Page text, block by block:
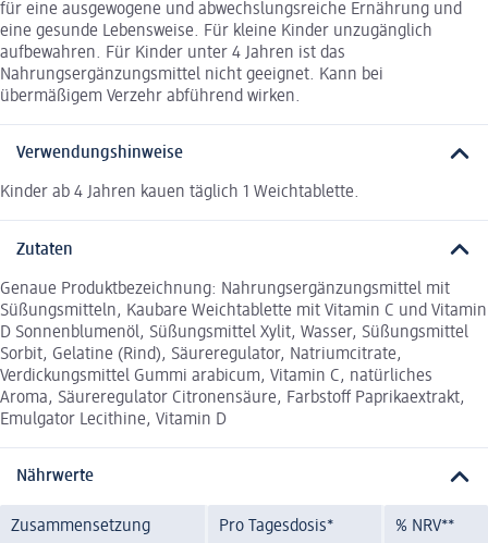
für eine ausgewogene und abwechslungsreiche Ernährung und
eine gesunde Lebensweise. Für kleine Kinder unzugänglich
aufbewahren. Für Kinder unter 4 Jahren ist das
Nahrungsergänzungsmittel nicht geeignet. Kann bei
übermäßigem Verzehr abführend wirken.
Verwendungshinweise
Kinder ab 4 Jahren kauen täglich 1 Weichtablette.
Zutaten
Genaue Produktbezeichnung: Nahrungsergänzungsmittel mit
Süßungsmitteln, Kaubare Weichtablette mit Vitamin C und Vitamin
D Sonnenblumenöl, Süßungsmittel Xylit, Wasser, Süßungsmittel
Sorbit, Gelatine (Rind), Säureregulator, Natriumcitrate,
Verdickungsmittel Gummi arabicum, Vitamin C, natürliches
Aroma, Säureregulator Citronensäure, Farbstoff Paprikaextrakt,
Emulgator Lecithine, Vitamin D
Nährwerte
Zusammensetzung Pro Tagesdosis* % NRV**